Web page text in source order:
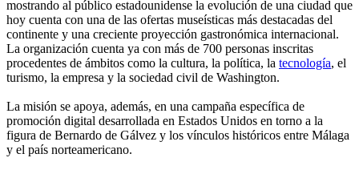
mostrando al público estadounidense la evolución de una ciudad que
hoy cuenta con una de las ofertas museísticas más destacadas del
continente y una creciente proyección gastronómica internacional.
La organización cuenta ya con más de 700 personas inscritas
procedentes de ámbitos como la cultura, la política, la tecnología, el
turismo, la empresa y la sociedad civil de Washington.
La misión se apoya, además, en una campaña específica de
promoción digital desarrollada en Estados Unidos en torno a la
figura de Bernardo de Gálvez y los vínculos históricos entre Málaga
y el país norteamericano.